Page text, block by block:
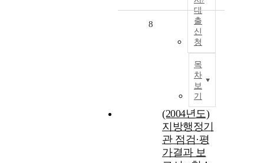
대
출
신
청
목
차
보
기
8
(2004년도)
지방행정기
관 점검·평
가결과 보